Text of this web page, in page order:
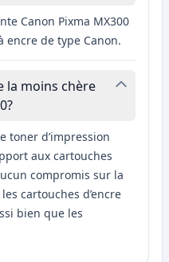
Canon Pixma MX300
encre de type Canon.
la moins chère
toner d’impression
aux cartouches
compromis sur la
cartouches d’encre
bien que les